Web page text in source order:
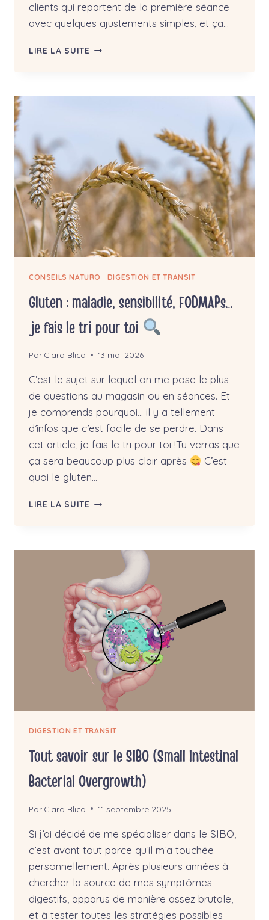
clients qui repartent de la première séance
avec quelques ajustements simples, et ça…
LIRE LA SUITE LES
DIGESTIFS
TERRAIN
CONSEILS NATURO | DIGESTION ET TRANSIT
Gluten : maladie, sensibilité, FODMAPs…
je fais le tri pour toi
Par Clara Blicq 13 mai 2026
C’est le sujet sur lequel on me pose le plus
de questions au magasin ou en séances. Et
je comprends pourquoi… il y a tellement
d’infos que c’est facile de se perdre. Dans
cet article, je fais le tri pour toi !Tu verras que
ça sera beaucoup plus clair après
C’est
quoi le gluten…
LIRE LA SUITE GLUTEN
FODMAPS…
FAIS
LE
TRI
POUR
TOI
DIGESTION ET TRANSIT
Tout savoir sur le SIBO (Small Intestinal
Bacterial Overgrowth)
Par Clara Blicq 11 septembre 2025
Si j’ai décidé de me spécialiser dans le SIBO,
c’est avant tout parce qu’il m’a touchée
personnellement. Après plusieurs années à
chercher la source de mes symptômes
digestifs, apparus de manière assez brutale,
et à tester toutes les stratégies possibles